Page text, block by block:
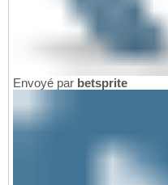
Envoyé par betsprite